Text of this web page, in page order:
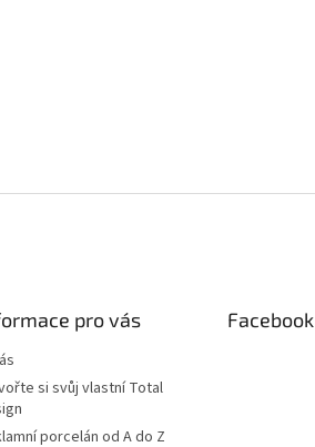
pro vás
si svůj vlastní Total
porcelán od A do Z
Facebook